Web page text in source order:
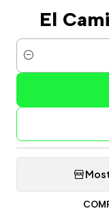
El
Cantidad